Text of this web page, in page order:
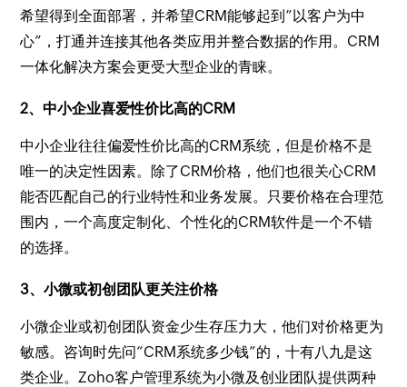
希望得到全面部署，并希望CRM能够起到”以客户为中
心”，打通并连接其他各类应用并整合数据的作用。CRM
一体化解决方案会更受大型企业的青睐。
2、中小企业喜爱性价比高的CRM
中小企业往往偏爱性价比高的CRM系统，但是价格不是
唯一的决定性因素。除了CRM价格，他们也很关心CRM
能否匹配自己的行业特性和业务发展。只要价格在合理范
围内，一个高度定制化、个性化的CRM软件是一个不错
的选择。
3、小微或初创团队更关注价格
小微企业或初创团队资金少生存压力大，他们对价格更为
敏感。咨询时先问“CRM系统多少钱”的，十有八九是这
类企业。Zoho客户管理系统为小微及创业团队提供两种